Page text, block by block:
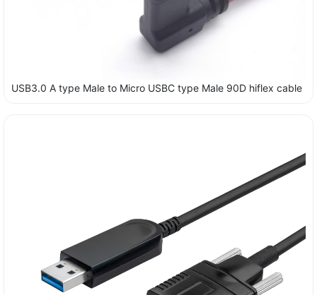
USB3.0 A type Male to Micro USBC type Male 90D hiflex cable